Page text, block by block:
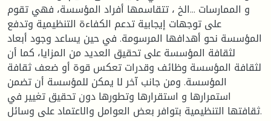
و الممارسات ...الخ ، تتقاسمها أفراد المؤسسة، فهي تقوم
على توجهات إيجابية تدعم الكفاءة التنظيمية وتدفع
المؤسسة نحو أهدافها المرسومة. في حين يساعد وجود أبعاد
لثقافة المؤسسة على تحقيق العديد من المزايا، كما أن
لثقافة المؤسسة وظائف وقدرات تعكس قوة أو ضعف ثقافة
المؤسسة. ومن جانب آخر لا يمكن للمؤسسة أن تضمن
استمرارها و استقرارها وتطورها دون تحقيق تغيير في
ثقافتها التنظيمية بتوافر بعض العوامل والاعتماد على وسائل.